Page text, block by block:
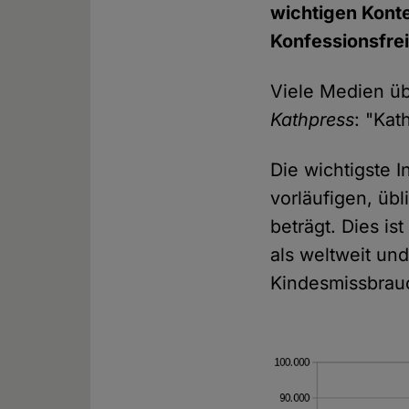
wichtigen
Viele Medien
Kathpress:
Die wichtigste
vorläufigen,
beträgt. Dies
als weltweit